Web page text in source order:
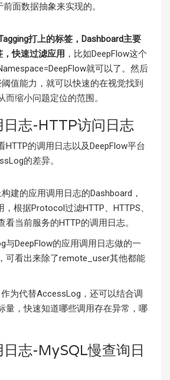
面数据抽象来实现的。
打上的标签，Dashboard主要
快速过滤应用 ，比如DeepFlow这个
就可以了。然后
值能力，就可以快速的在视觉找到
而缩小问题定位的范围。
志-HTTP访问日志
HTTP的调用日志以及DeepFlow平台
的差异。
建的应用调用日志的Dashboard，
根据Protocol过滤HTTP、HTTPS、
看当前服务的HTTP的调用日志。
与DeepFlow的应用调用日志做的一
可看出来除了remote_user其他都能
为代替AccessLog，还可以结合调
量，快速知道哪些调用存在异常，哪
志-MySQL慢查询日